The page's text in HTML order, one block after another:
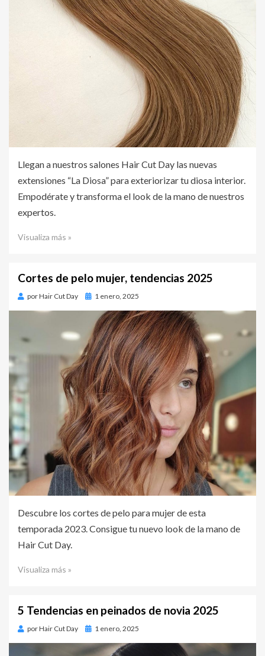
Llegan a nuestros salones Hair Cut Day las nuevas
extensiones “La Diosa” para exteriorizar tu diosa interior.
Empodérate y transforma el look de la mano de nuestros
expertos.
Visualiza más »
Cortes de pelo mujer, tendencias 2025
porHair Cut Day
Publicado
1 enero, 2025
Descubre los cortes de pelo para mujer de esta
temporada 2023. Consigue tu nuevo look de la mano de
Hair Cut Day.
Visualiza más »
5 Tendencias en peinados de novia 2025
porHair Cut Day
Publicado
1 enero, 2025